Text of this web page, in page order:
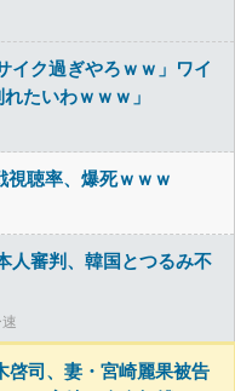
イク過ぎやろｗｗ」ワイ
たいわｗｗｗ」
視聴率、爆死ｗｗｗ
人審判、韓国とつるみ不
啓司、妻・宮崎麗果被告